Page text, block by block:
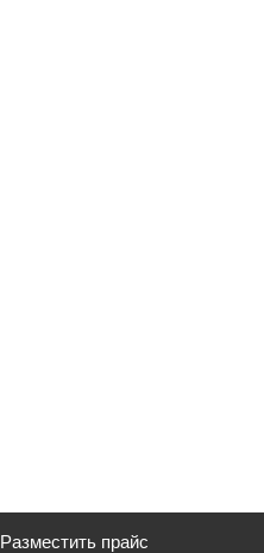
Разместить прайс